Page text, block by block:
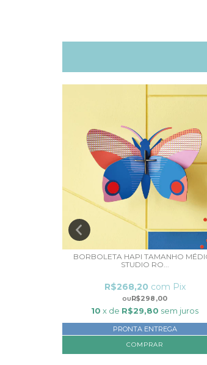
BORBOLETA HAPI TAMANHO
STUDIO RO...
R$298,00
R$268,20 com Pix
10 x de R$29,80 sem juros
PRONTA ENTREGA